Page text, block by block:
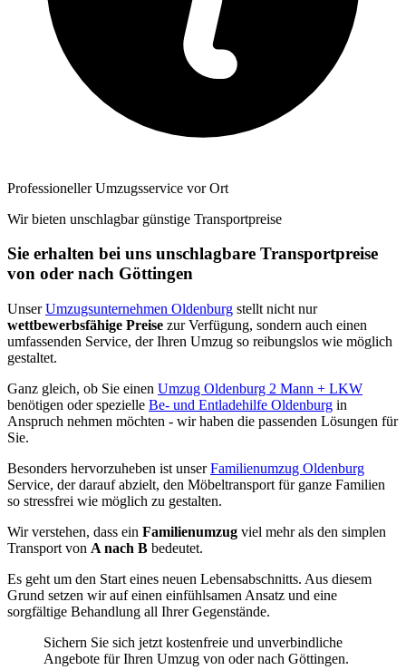
Professioneller Umzugsservice vor Ort
Wir bieten unschlagbar günstige Transportpreise
Sie erhalten bei uns unschlagbare Transportpreise
von oder nach Göttingen
UnserUmzugsunternehmen Oldenburg stellt nicht nur
wettbewerbsfähige Preise zur Verfügung, sondern auch einen
umfassenden Service, der Ihren Umzug so reibungslos wie möglich
gestaltet.
Ganz gleich, ob Sie einen Umzug Oldenburg 2 Mann + LKW
benötigen oder spezielle Be- und Entladehilfe Oldenburg in
Anspruch nehmen möchten - wir haben die passenden Lösungen für
Sie.
Besonders hervorzuheben ist unserFamilienumzug Oldenburg
Service, der darauf abzielt, den Möbeltransport für ganze Familien
so stressfrei wie möglich zu gestalten.
Wir verstehen, dass ein Familienumzug viel mehr als den simplen
Transport von A nach B bedeutet.
Es geht um den Start eines neuen Lebensabschnitts. Aus diesem
Grund setzen wir auf einen einfühlsamen Ansatz und eine
sorgfältige Behandlung all Ihrer Gegenstände.
Sichern Sie sich jetzt kostenfreie und unverbindliche
Angebote für Ihren Umzug von oder nach Göttingen.